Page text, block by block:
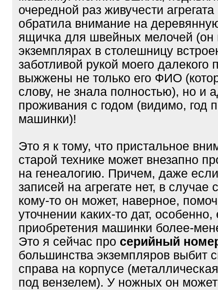
очередной раз живучести агрегата
обратила внимание на
ящичка для швейных мелочей (он
экземплярах в столешницу
заботливой рукой моего далекого
выжжены не только его ФИО
слову, не знала полностью), но и
проживания с годом (видимо, год
машинки)!
Это я к тому, что пристальное
старой технике может внезапно
на генеалогию. Причем, даже
записей на агрегате нет, в случае
кому-то он может, наверное,
уточнении каких-то дат,
приобретения машинки более-
Это я сейчас про серийный
большинства экземпляров выбит
справа на корпусе
под вензелем). У ножных он